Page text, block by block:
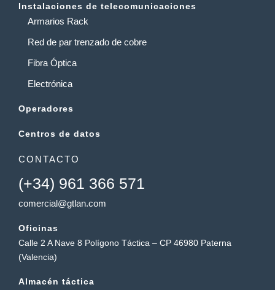
Instalaciones de telecomunicaciones
Armarios Rack
Red de par trenzado de cobre
Fibra Óptica
Electrónica
Operadores
Centros de datos
CONTACTO
(+34) 961 366 571
comercial@gtlan.com
Oficinas
Calle 2 A Nave 8 Polígono Táctica – CP 46980 Paterna
(Valencia)
Almacén táctica